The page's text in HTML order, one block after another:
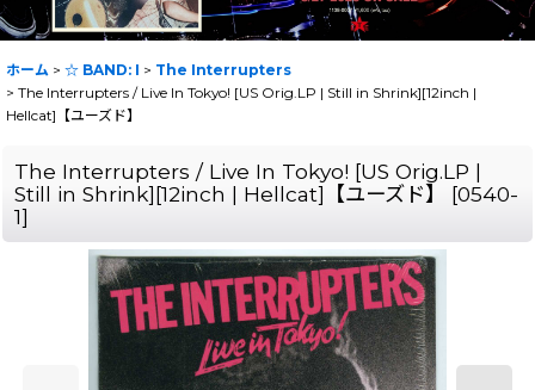
ホーム > ☆ BAND: I > The Interrupters
> The Interrupters / Live In Tokyo! [US Orig.LP | Still in Shrink][12inch |
Hellcat]【ユーズド】
The Interrupters / Live In Tokyo! [US Orig.LP |
Still in Shrink][12inch | Hellcat]【ユーズド】
[0540-
1]